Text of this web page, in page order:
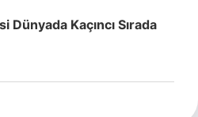
Kaçıncı Sırada